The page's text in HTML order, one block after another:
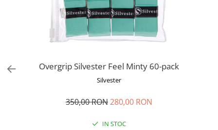
Overgrip Silvester Feel Minty 60-pack
Silvester
350,00 RON280,00 RON
IN STOC